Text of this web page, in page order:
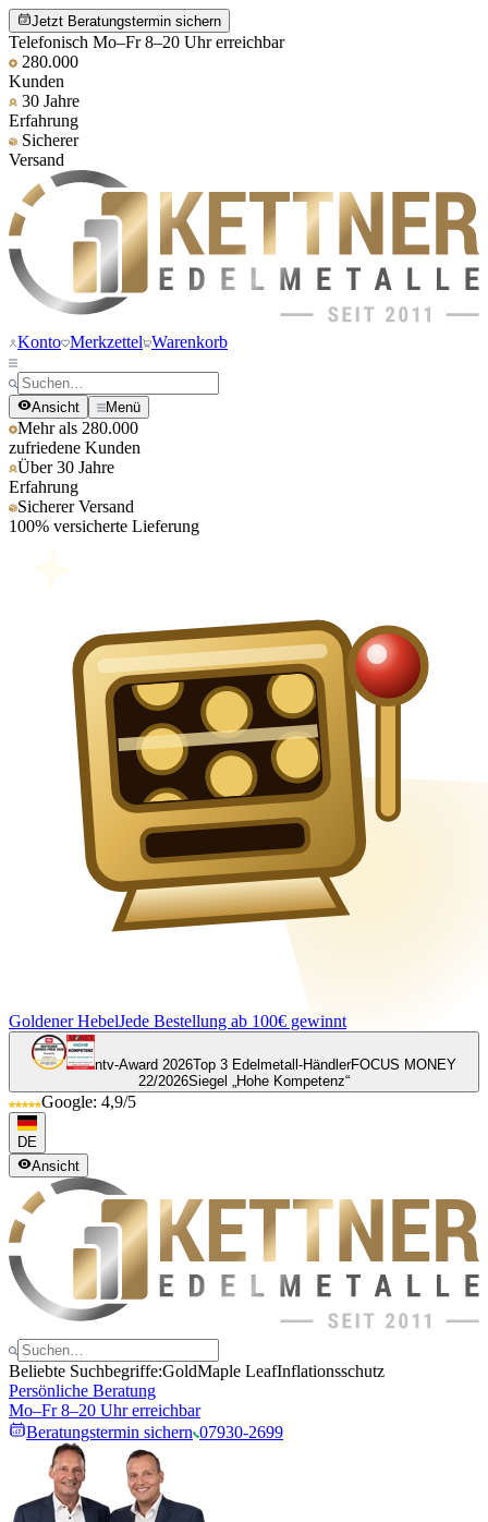
Jetzt Beratungstermin sichern
Telefonisch Mo–Fr 8–20 Uhr erreichbar
280.000
Kunden
30 Jahre
Erfahrung
Sicherer
Versand
Konto Merkzettel Warenkorb
Ansicht Menü
Mehr als 280.000
zufriedene Kunden
Über 30 Jahre
Erfahrung
Sicherer Versand
100% versicherte Lieferung
Goldener HebelJede Bestellung ab 100€ gewinnt
ntv-Award 2026Top 3 Edelmetall-HändlerFOCUS MONEY
22/2026Siegel „Hohe Kompetenz“
Google: 4,9/5
DE
Ansicht
Beliebte Suchbegriffe:GoldMaple LeafInflationsschutz
Persönliche Beratung
Mo–Fr 8–20 Uhr erreichbar
Beratungstermin sichern 07930-2699